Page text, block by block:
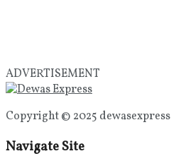
ADVERTISEMENT
Copyright © 2025 dewasexpress
Navigate Site